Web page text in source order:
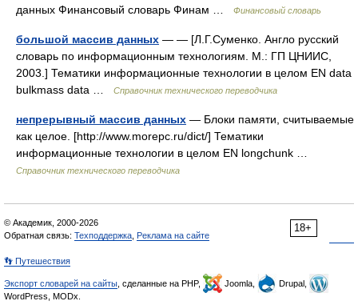
данных Финансовый словарь Финам …
Финансовый словарь
большой массив данных — — [Л.Г.Суменко. Англо русский
словарь по информационным технологиям. М.: ГП ЦНИИС,
2003.] Тематики информационные технологии в целом EN data
bulkmass data …
Справочник технического переводчика
непрерывный массив данных — Блоки памяти, считываемые
как целое. [http://www.morepc.ru/dict/] Тематики
информационные технологии в целом EN longchunk …
Справочник технического переводчика
18+
© Академик, 2000-2026
Обратная связь: Техподдержка Реклама на сайте
👣 Путешествия
Экспорт словарей на сайты , сделанные на PHP, Joomla,
Drupal,
WordPress, MODx.